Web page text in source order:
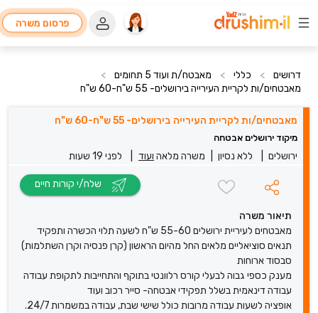
פרסום משרה
דרושים > כללי > מאבטח/ת ועוד 5 תחומים
>
מאבטחים/ות לקריית העירייה בירושלים- 55 ש"ח-60 ש"ח
מאבטחים/ות לקריית העירייה בירושלים- 55 ש"ח-60 ש"ח
מיקוד ירושלים אבטחה
ירושלים ללא נסיון משרה מלאה ועוד לפני 19 שעות
תיאור משרה
מאבטחים לעיריית ירושלים 55-60 ש"ח לשעה תלוי הכשרה ותפקיד
תנאים סוציאליים מלאים החל מהיום הראשון (קרן פנסיה וקרן השתלמות)
סבסוד ארוחות
מענק כספי גבוה לבעלי קורס רלוונטי בתוקף והתחייבות לתקופת עבודה
עבודה דינאמית בשלל תפקידי אבטחה- סייר רכוב ועוד
אופציה לשעות עבודה מרובות כולל שישי שבת, עבודה במשמרות 24/7.